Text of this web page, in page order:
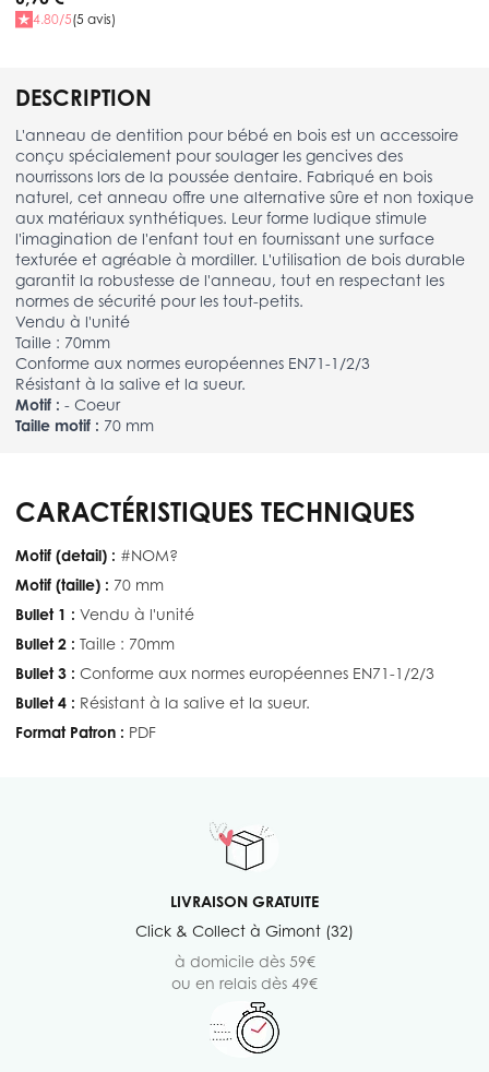
DESCRIPTION
L'anneau de dentition pour bébé en bois est un accessoire
conçu spécialement pour soulager les gencives des
nourrissons lors de la poussée dentaire. Fabriqué en bois
naturel, cet anneau offre une alternative sûre et non toxique
aux matériaux synthétiques. Leur forme ludique stimule
l'imagination de l'enfant tout en fournissant une surface
texturée et agréable à mordiller. L'utilisation de bois durable
garantit la robustesse de l'anneau, tout en respectant les
normes de sécurité pour les tout-petits.
Vendu à l'unité
Taille : 70mm
Conforme aux normes européennes EN71-1/2/3
Résistant à la salive et la sueur.
Motif : - Coeur
Taille motif : 70 mm
4.80/5(5 avis)
CARACTÉRISTIQUES TECHNIQUES
Motif (detail) : #NOM?
Motif (taille) : 70 mm
Bullet 1 : Vendu à l'unité
Bullet 2 : Taille : 70mm
Bullet 3 : Conforme aux normes européennes EN71-1/2/3
Bullet 4 : Résistant à la salive et la sueur.
Format Patron : PDF
LIVRAISON GRATUITE
Click & Collect à Gimont (32)
à domicile dès 59€
ou en relais dès 49€